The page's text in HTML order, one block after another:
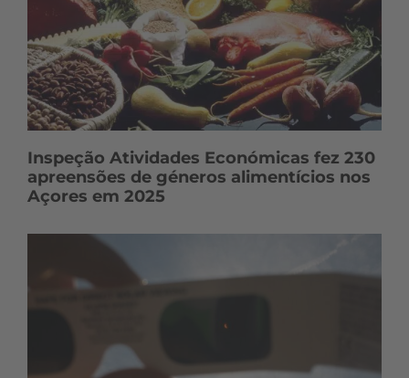
Inspeção Atividades Económicas fez 230
apreensões de géneros alimentícios nos
Açores em 2025